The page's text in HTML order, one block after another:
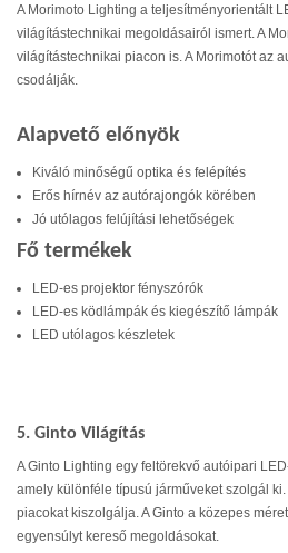
A Morimoto Lighting a teljesítményorientált
világítástechnikai megoldásairól ismert. A
világítástechnikai piacon is. A Morimotót az
csodálják.
Alapvető előnyök
Kiváló minőségű optika és felépítés
Erős hírnév az autórajongók körében
Jó utólagos felújítási lehetőségek
Fő termékek
LED-es projektor fényszórók
LED-es ködlámpák és kiegészítő lámpák
LED utólagos készletek
5. Ginto Világítás
A Ginto Lighting egy feltörekvő autóipari
amely különféle típusú járműveket szolgál
piacokat kiszolgálja. A Ginto a közepes
egyensúlyt kereső megoldásokat.